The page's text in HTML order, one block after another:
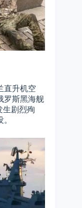
直升机空
罗斯黑海舰
生剧烈殉